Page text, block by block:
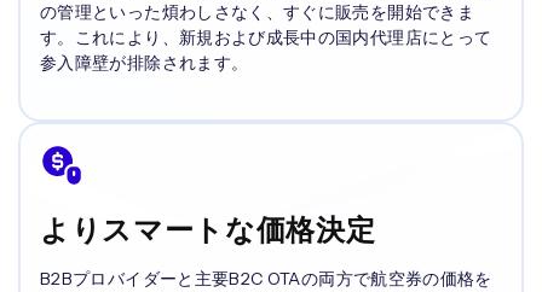
の管理といった煩わしさなく、すぐに販売を開始できま
す。これにより、新規および成長中の国内代理店にとって
参入障壁が排除されます。
よりスマートな価格決定
B2Bプロバイダーと主要B2C OTAの両方で航空券の価格を